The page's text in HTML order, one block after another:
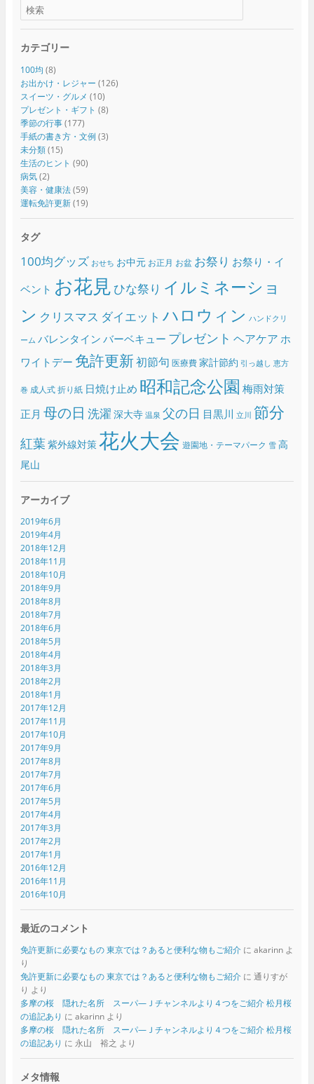
カテゴリー
100均 (8)
お出かけ・レジャー (126)
スイーツ・グルメ (10)
プレゼント・ギフト (8)
季節の行事(177)
手紙の書き方・文例 (3)
未分類(15)
生活のヒント (90)
病気(2)
美容・健康法(59)
運転免許更新(19)
タグ
100均グッズ おせち お中元 お正月 お盆 お祭り お祭り・イ
ベント お花見ひな祭り イルミネーショ
ン クリスマス ダイエット ハロウィン ハンドクリ
ーム バレンタイン バーベキュー プレゼント ヘアケア ホ
ワイトデー 免許更新初節句 医療費 家計節約 引っ越し 恵方
巻 成人式 折り紙 日焼け止め 昭和記念公園 梅雨対策
正月 母の日 洗濯 深大寺 温泉 父の日 目黒川 立川 節分
紅葉紫外線対策花火大会 遊園地・テーマパーク 雪 高
尾山
アーカイブ
2019年6月
2019年4月
2018年12月
2018年11月
2018年10月
2018年9月
2018年8月
2018年7月
2018年6月
2018年5月
2018年4月
2018年3月
2018年2月
2018年1月
2017年12月
2017年11月
2017年10月
2017年9月
2017年8月
2017年7月
2017年6月
2017年5月
2017年4月
2017年3月
2017年2月
2017年1月
2016年12月
2016年11月
2016年10月
最近のコメント
免許更新に必要なもの 東京では？あると便利な物もご紹介に akarinnよ
り
免許更新に必要なもの 東京では？あると便利な物もご紹介に 通りすが
り より
多摩の桜 隠れた名所 スーパ―Ｊチャンネルより４つをご紹介 松月桜
の追記あり に akarinnより
多摩の桜 隠れた名所 スーパ―Ｊチャンネルより４つをご紹介 松月桜
の追記あり に 永山 裕之 より
メタ情報